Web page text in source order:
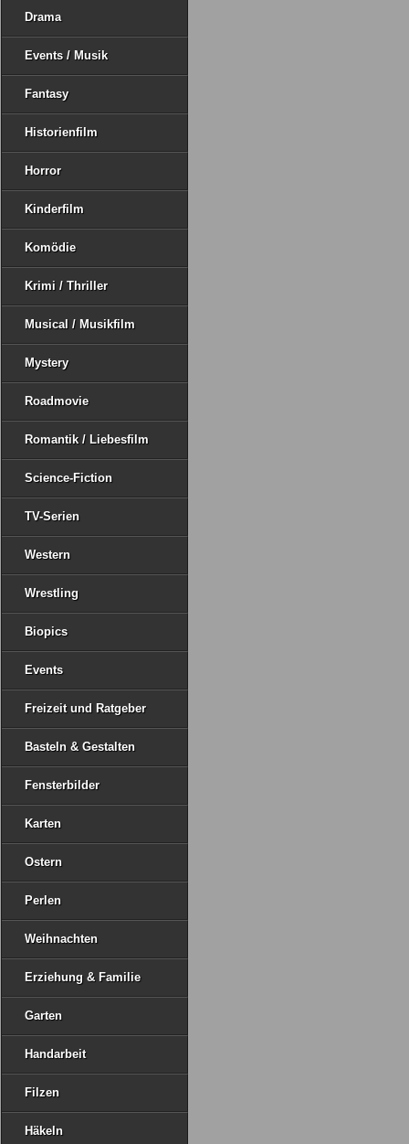
Drama
Events / Musik
Fantasy
Historienfilm
Horror
Kinderfilm
Komödie
Krimi / Thriller
Musical / Musikfilm
Mystery
Roadmovie
Romantik / Liebesfilm
Science-Fiction
TV-Serien
Western
Wrestling
Biopics
Events
Freizeit und Ratgeber
Basteln & Gestalten
Fensterbilder
Karten
Ostern
Perlen
Weihnachten
Erziehung & Familie
Garten
Handarbeit
Filzen
Häkeln